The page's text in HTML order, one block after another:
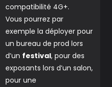
compatibilité 4G+.
Vous pourrez par
exemple la déployer pour
un bureau de prod lors
d’un festival, pour des
exposants lors d’un salon,
pour une